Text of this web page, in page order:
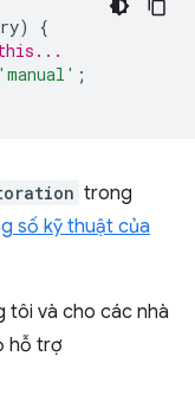
)
{
'manual' ;
trong
số kỹ thuật của
tôi và cho các nhà
hỗ trợ